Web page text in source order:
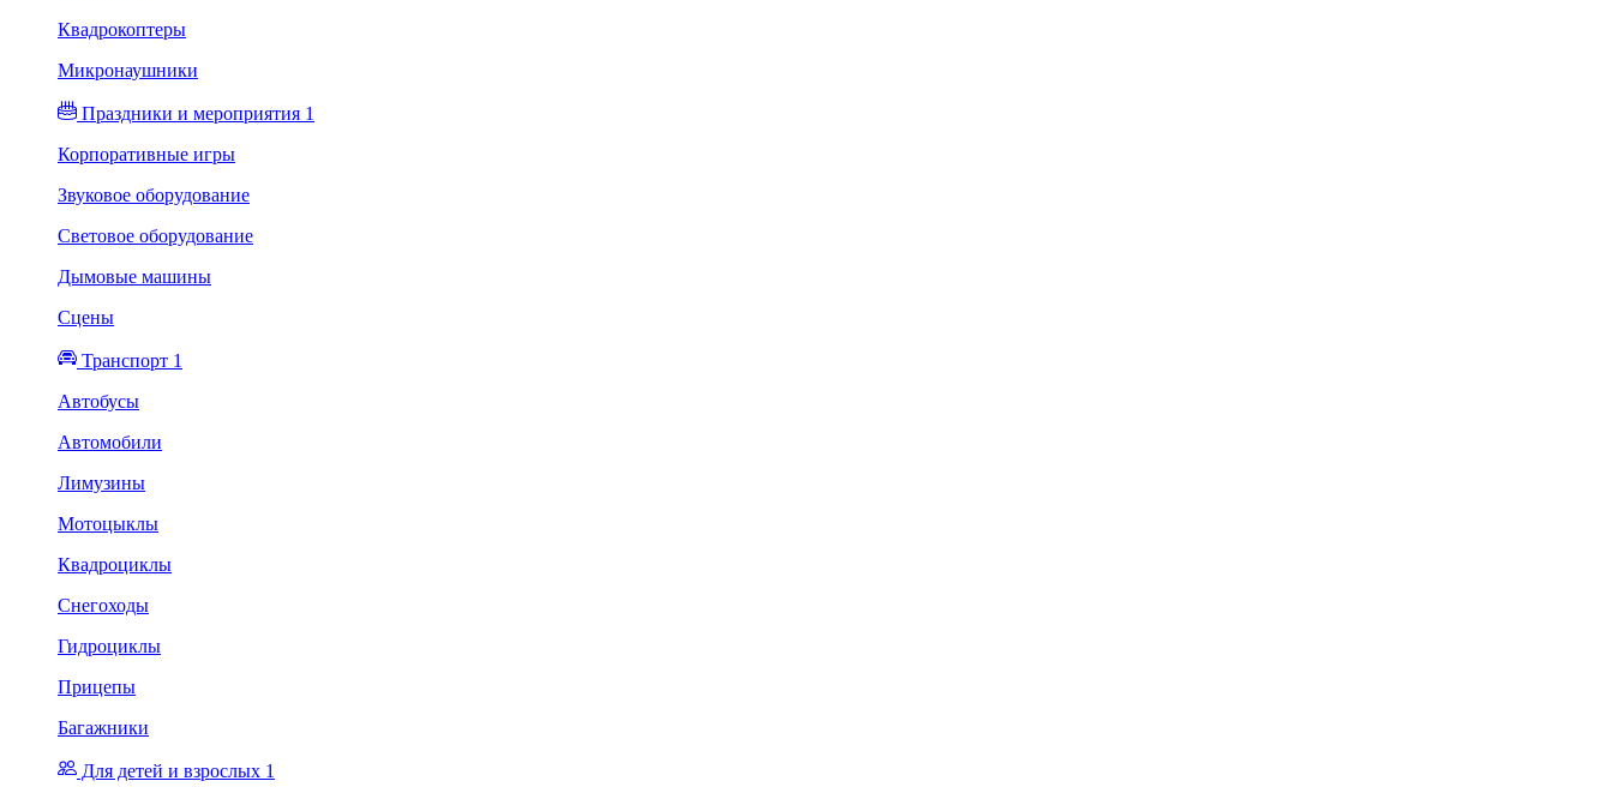
Квадрокоптеры
Микронаушники
Праздники и мероприятия 1
Корпоративные игры
Звуковое оборудование
Световое оборудование
Дымовые машины
Сцены
Транспорт 1
Автобусы
Автомобили
Лимузины
Мотоцыклы
Квадроциклы
Снегоходы
Гидроциклы
Прицепы
Багажники
Для детей и взрослых 1